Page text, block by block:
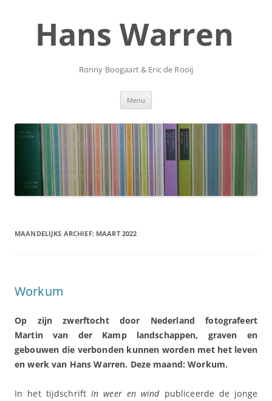
inhoudHans Warren
Ronny Boogaart & Eric de Rooij
Menu
MAANDELIJKS ARCHIEF: MAART 2022
Workum
Op zijn zwerftocht door Nederland fotografeert
Martin van der Kamp landschappen, graven en
gebouwen die verbonden kunnen worden met het leven
en werk van Hans Warren. Deze maand: Workum.
In het tijdschrift In weer en windpubliceerde de jonge